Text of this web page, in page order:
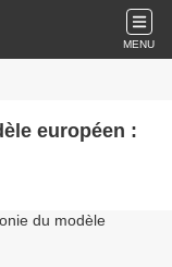
MENU
européen :